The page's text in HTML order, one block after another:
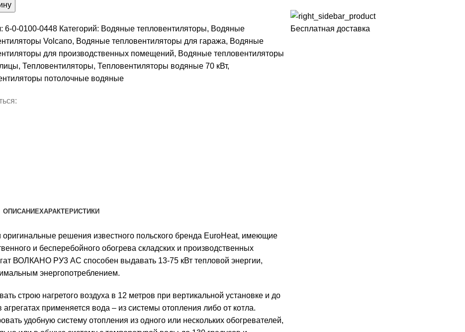
6-0-0100-0448 Категорий: Водяные тепловентиляторы, Водяные
Volcano, Водяные тепловентиляторы для гаража, Водяные
для производственных помещений, Водяные тепловентиляторы
, Тепловентиляторы, Тепловентиляторы водяные 70 кВт,
потолочные водяные
ОПИСАНИЕХАРАКТЕРИСТИКИ
решения известного польского бренда EuroHeat, имеющие
и бесперебойного обогрева складских и производственных
ВОЛКАНО РУ3 АС способен выдавать 13-75 кВт тепловой энергии,
энергопотреблением.
строю нагретого воздуха в 12 метров при вертикальной установке и до
применяется вода – из системы отопления либо от котла.
удобную систему отопления из одного или нескольких обогревателей,
Бесплатная доставка